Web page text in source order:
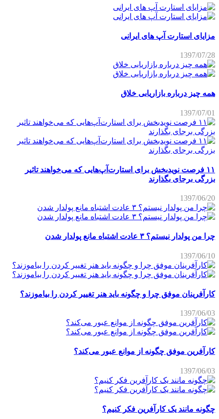
مزایای استارت آپ های ایرانی
1397/07/28
همه چیز درباره بازاریابی خلاق
1397/07/01
۱۱ فرصت نویدبخش برای استارت‌آپ‌هایی که می‌خواهند تاثیر
بزرگی برجای بگذارند
1397/06/20
چرا من پولدار نیستم؟ ۳ عادت اشتباه مانع پولدار شدن
1397/06/10
کارآفرینان موفق چرا و چگونه باید هنر تغییر کردن را بیاموزند؟
1397/06/03
کارآفرین موفق چگونه از موانع عبور می‌کند؟
1397/06/03
چگونه مانند یک کارآفرین فکر کنیم؟